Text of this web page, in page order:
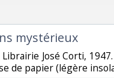
mystérieux‎
Librairie José Corti,
de papier (légère